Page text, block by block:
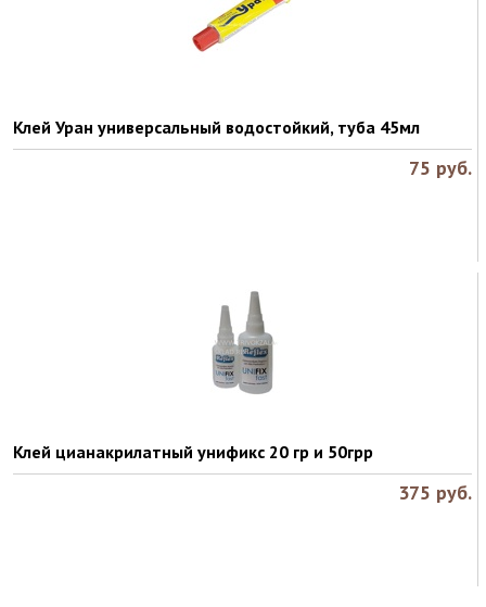
Клей Уран универсальный водостойкий, туба 45мл
75 руб.
Клей цианакрилатный унификс 20 гр и 50грр
375 руб.